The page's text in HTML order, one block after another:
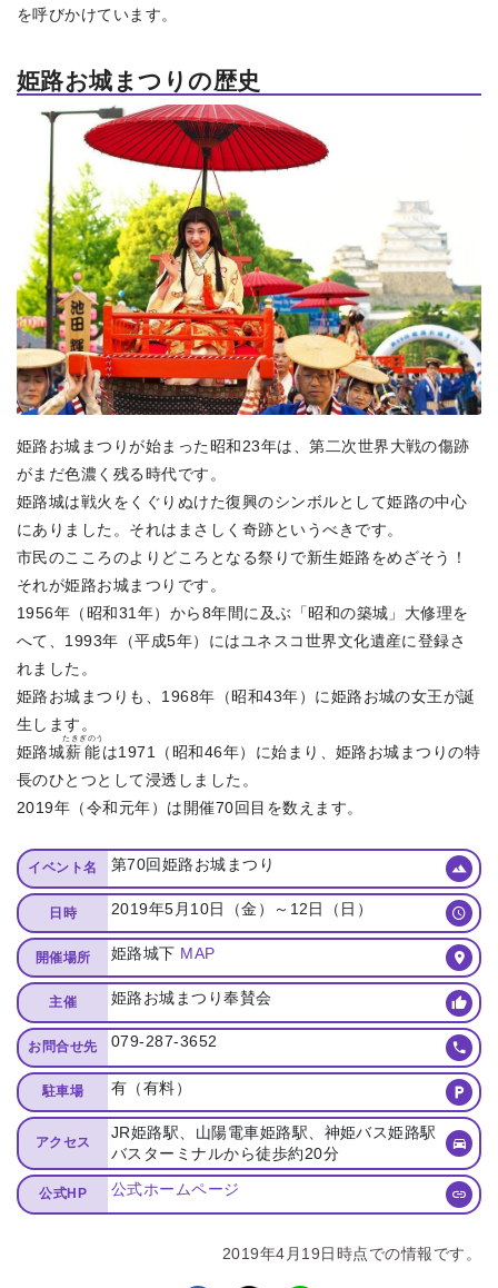
を呼びかけています。
姫路お城まつりの歴史
姫路お城まつりが始まった昭和23年は、第二次世界大戦の傷跡
がまだ色濃く残る時代です。
姫路城は戦火をくぐりぬけた復興のシンボルとして姫路の中心
にありました。それはまさしく奇跡というべきです。
市民のこころのよりどころとなる祭りで新生姫路をめざそう！
それが姫路お城まつりです。
1956年（昭和31年）から8年間に及ぶ「昭和の築城」大修理を
へて、1993年（平成5年）にはユネスコ世界文化遺産に登録さ
れました。
姫路お城まつりも、1968年（昭和43年）に姫路お城の女王が誕
生します。
姫路城薪能
たきぎのう
は1971（昭和46年）に始まり、姫路お城まつりの特
長のひとつとして浸透しました。
2019年（令和元年）は開催70回目を数えます。
イベント名 第70回姫路お城まつり
日時 2019年5月10日（金）～12日（日）
開催場所 姫路城下 MAP
主催 姫路お城まつり奉賛会
お問合せ先 079-287-3652
駐車場 有（有料）
アクセス
JR姫路駅、山陽電車姫路駅、神姫バス姫路駅
バスターミナルから徒歩約20分
公式HP 公式ホームページ
2019年4月19日時点での情報です。